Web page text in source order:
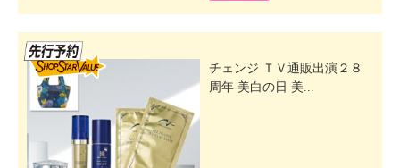
チェンジ ＴＶ通販出演２８
周年 美白の日 美...